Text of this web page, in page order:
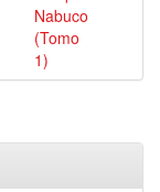
Nabuco
(Tomo
1)